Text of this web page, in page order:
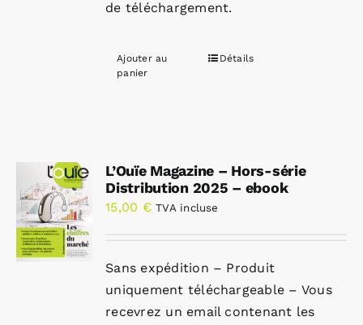
de téléchargement.
Ajouter au
panier
Détails
L’Ouïe Magazine – Hors-série
Distribution 2025 – ebook
15,00 € TVA incluse
Sans expédition – Produit
uniquement téléchargeable – Vous
recevrez un email contenant les